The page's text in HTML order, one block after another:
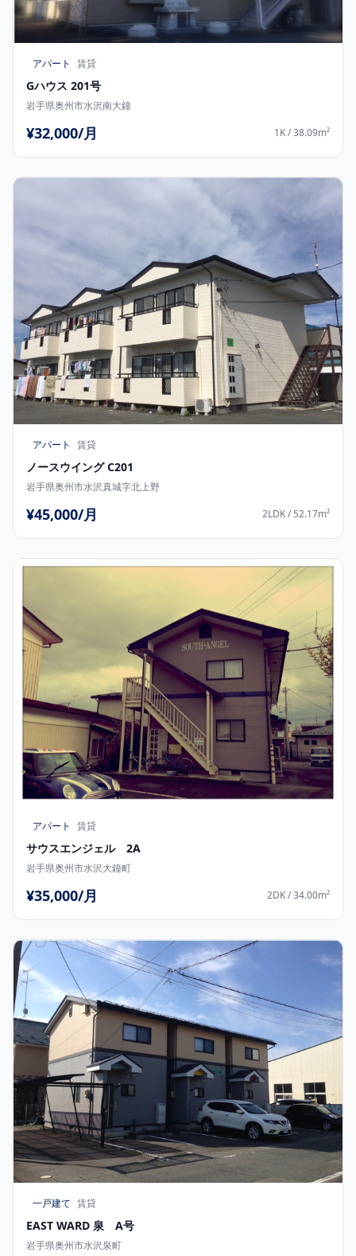
アパート 賃貸
Gハウス 201号
岩手県奥州市水沢南大鐘
¥32,000/月 1K / 38.09m²
アパート 賃貸
ノースウイング C201
岩手県奥州市水沢真城字北上野
¥45,000/月 2LDK / 52.17m²
アパート 賃貸
サウスエンジェル 2A
岩手県奥州市水沢大鐘町
¥35,000/月 2DK / 34.00m²
一戸建て 賃貸
EAST WARD 泉 A号
岩手県奥州市水沢泉町